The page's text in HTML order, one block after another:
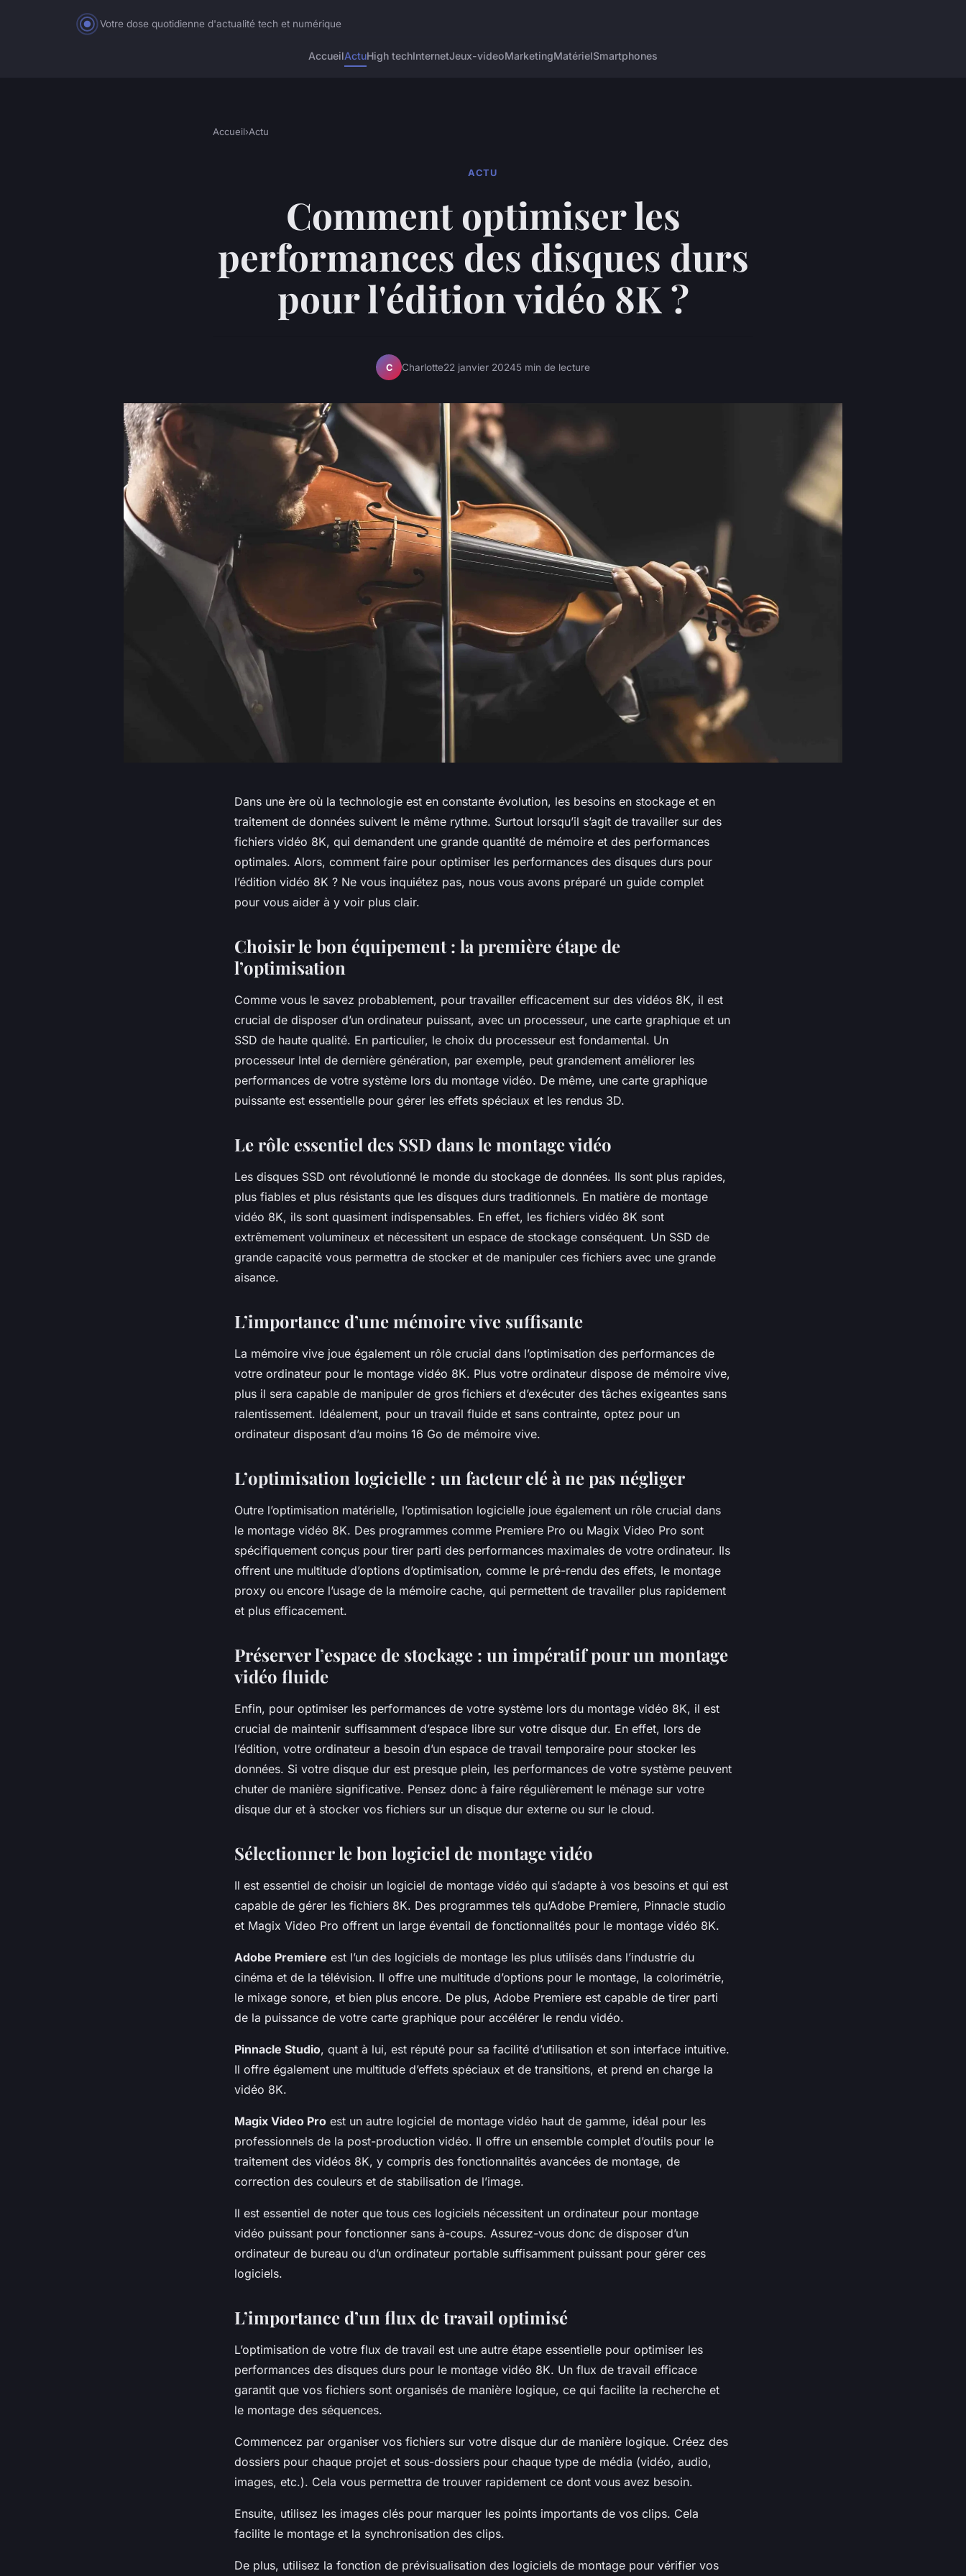
Votre dose quotidienne d'actualité tech et numérique
AccueilActuHigh techInternetJeux-videoMarketingMatérielSmartphones
Accueil›Actu
ACTU
Comment optimiser les
performances des disques durs
pour l'édition vidéo 8K ?
C Charlotte22 janvier 20245 min de lecture
Dans une ère où la technologie est en constante évolution, les besoins en stockage et en
traitement de données suivent le même rythme. Surtout lorsqu’il s’agit de travailler sur des
fichiers vidéo 8K, qui demandent une grande quantité de mémoire et des performances
optimales. Alors, comment faire pour optimiser les performances des disques durs pour
l’édition vidéo 8K ? Ne vous inquiétez pas, nous vous avons préparé un guide complet
pour vous aider à y voir plus clair.
Choisir le bon équipement : la première étape de
l’optimisation
Comme vous le savez probablement, pour travailler efficacement sur des vidéos 8K, il est
crucial de disposer d’un ordinateur puissant, avec un processeur, une carte graphique et un
SSD de haute qualité. En particulier, le choix du processeur est fondamental. Un
processeur Intel de dernière génération, par exemple, peut grandement améliorer les
performances de votre système lors du montage vidéo. De même, une carte graphique
puissante est essentielle pour gérer les effets spéciaux et les rendus 3D.
Le rôle essentiel des SSD dans le montage vidéo
Les disques SSD ont révolutionné le monde du stockage de données. Ils sont plus rapides,
plus fiables et plus résistants que les disques durs traditionnels. En matière de montage
vidéo 8K, ils sont quasiment indispensables. En effet, les fichiers vidéo 8K sont
extrêmement volumineux et nécessitent un espace de stockage conséquent. Un SSD de
grande capacité vous permettra de stocker et de manipuler ces fichiers avec une grande
aisance.
L’importance d’une mémoire vive suffisante
La mémoire vive joue également un rôle crucial dans l’optimisation des performances de
votre ordinateur pour le montage vidéo 8K. Plus votre ordinateur dispose de mémoire vive,
plus il sera capable de manipuler de gros fichiers et d’exécuter des tâches exigeantes sans
ralentissement. Idéalement, pour un travail fluide et sans contrainte, optez pour un
ordinateur disposant d’au moins 16 Go de mémoire vive.
L’optimisation logicielle : un facteur clé à ne pas négliger
Outre l’optimisation matérielle, l’optimisation logicielle joue également un rôle crucial dans
le montage vidéo 8K. Des programmes comme Premiere Pro ou Magix Video Pro sont
spécifiquement conçus pour tirer parti des performances maximales de votre ordinateur. Ils
offrent une multitude d’options d’optimisation, comme le pré-rendu des effets, le montage
proxy ou encore l’usage de la mémoire cache, qui permettent de travailler plus rapidement
et plus efficacement.
Préserver l’espace de stockage : un impératif pour un montage
vidéo fluide
Enfin, pour optimiser les performances de votre système lors du montage vidéo 8K, il est
crucial de maintenir suffisamment d’espace libre sur votre disque dur. En effet, lors de
l’édition, votre ordinateur a besoin d’un espace de travail temporaire pour stocker les
données. Si votre disque dur est presque plein, les performances de votre système peuvent
chuter de manière significative. Pensez donc à faire régulièrement le ménage sur votre
disque dur et à stocker vos fichiers sur un disque dur externe ou sur le cloud.
Sélectionner le bon logiciel de montage vidéo
Il est essentiel de choisir un logiciel de montage vidéo qui s’adapte à vos besoins et qui est
capable de gérer les fichiers 8K. Des programmes tels qu’Adobe Premiere, Pinnacle studio
et Magix Video Pro offrent un large éventail de fonctionnalités pour le montage vidéo 8K.
Adobe Premiere est l’un des logiciels de montage les plus utilisés dans l’industrie du
cinéma et de la télévision. Il offre une multitude d’options pour le montage, la colorimétrie,
le mixage sonore, et bien plus encore. De plus, Adobe Premiere est capable de tirer parti
de la puissance de votre carte graphique pour accélérer le rendu vidéo.
Pinnacle Studio, quant à lui, est réputé pour sa facilité d’utilisation et son interface intuitive.
Il offre également une multitude d’effets spéciaux et de transitions, et prend en charge la
vidéo 8K.
Magix Video Pro est un autre logiciel de montage vidéo haut de gamme, idéal pour les
professionnels de la post-production vidéo. Il offre un ensemble complet d’outils pour le
traitement des vidéos 8K, y compris des fonctionnalités avancées de montage, de
correction des couleurs et de stabilisation de l’image.
Il est essentiel de noter que tous ces logiciels nécessitent un ordinateur pour montage
vidéo puissant pour fonctionner sans à-coups. Assurez-vous donc de disposer d’un
ordinateur de bureau ou d’un ordinateur portable suffisamment puissant pour gérer ces
logiciels.
L’importance d’un flux de travail optimisé
L’optimisation de votre flux de travail est une autre étape essentielle pour optimiser les
performances des disques durs pour le montage vidéo 8K. Un flux de travail efficace
garantit que vos fichiers sont organisés de manière logique, ce qui facilite la recherche et
le montage des séquences.
Commencez par organiser vos fichiers sur votre disque dur de manière logique. Créez des
dossiers pour chaque projet et sous-dossiers pour chaque type de média (vidéo, audio,
images, etc.). Cela vous permettra de trouver rapidement ce dont vous avez besoin.
Ensuite, utilisez les images clés pour marquer les points importants de vos clips. Cela
facilite le montage et la synchronisation des clips.
De plus, utilisez la fonction de prévisualisation des logiciels de montage pour vérifier vos